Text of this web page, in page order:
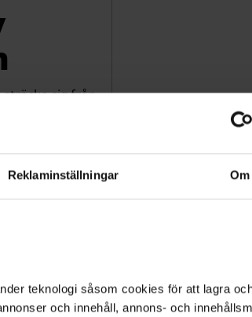
Reklaminställningar Om
teknologi såsom cookies för att lagra
och innehåll, annons- och
sig från